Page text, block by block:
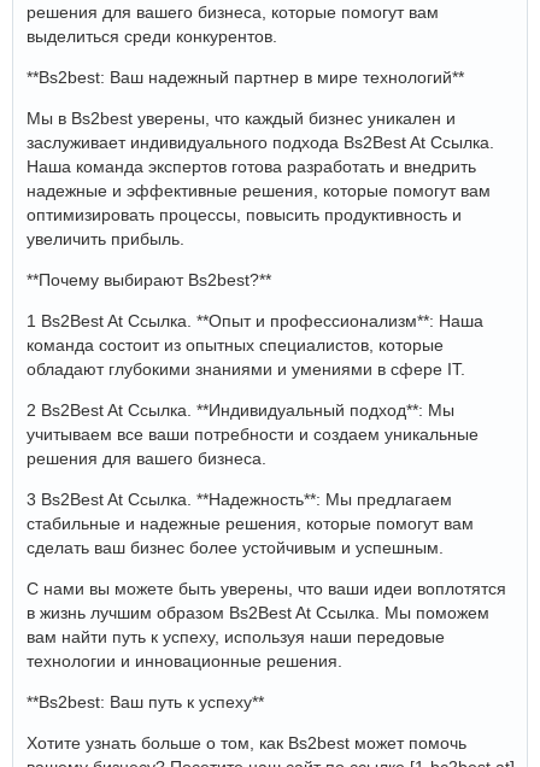
решения для вашего бизнеса, которые помогут вам
выделиться среди конкурентов.
**Bs2best: Ваш надежный партнер в мире технологий**
Мы в Bs2best уверены, что каждый бизнес уникален и
заслуживает индивидуального подхода Bs2Best At Ссылка.
Наша команда экспертов готова разработать и внедрить
надежные и эффективные решения, которые помогут вам
оптимизировать процессы, повысить продуктивность и
увеличить прибыль.
**Почему выбирают Bs2best?**
1 Bs2Best At Ссылка. **Опыт и профессионализм**: Наша
команда состоит из опытных специалистов, которые
обладают глубокими знаниями и умениями в сфере IT.
2 Bs2Best At Ссылка. **Индивидуальный подход**: Мы
учитываем все ваши потребности и создаем уникальные
решения для вашего бизнеса.
3 Bs2Best At Ссылка. **Надежность**: Мы предлагаем
стабильные и надежные решения, которые помогут вам
сделать ваш бизнес более устойчивым и успешным.
С нами вы можете быть уверены, что ваши идеи воплотятся
в жизнь лучшим образом Bs2Best At Ссылка. Мы поможем
вам найти путь к успеху, используя наши передовые
технологии и инновационные решения.
**Bs2best: Ваш путь к успеху**
Хотите узнать больше о том, как Bs2best может помочь